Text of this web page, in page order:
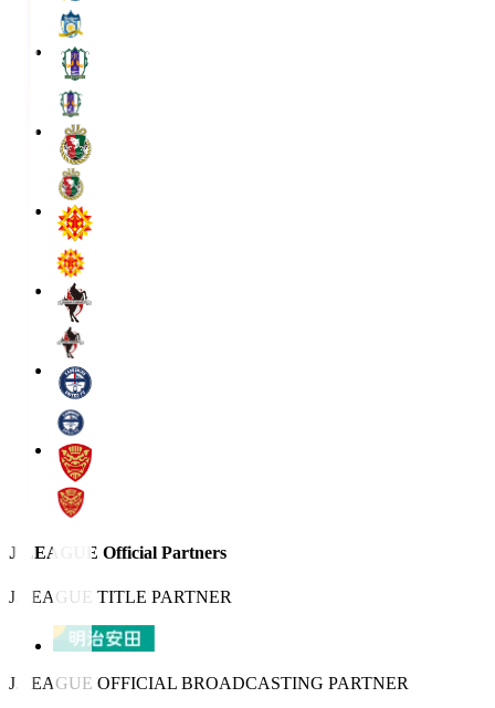
J.LEAGUE Official Partners
J.LEAGUE TITLE PARTNER
J.LEAGUE OFFICIAL BROADCASTING PARTNER